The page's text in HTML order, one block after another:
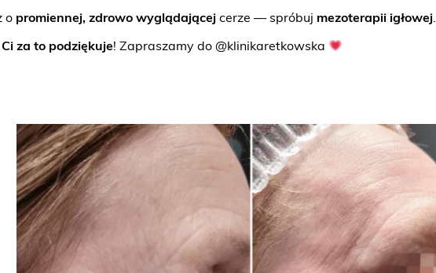
o promiennej, zdrowo wyglądającej cerze — spróbuj mezoterapii igłowej.
za to podziękuje! Zapraszamy do@klinikaretkowska